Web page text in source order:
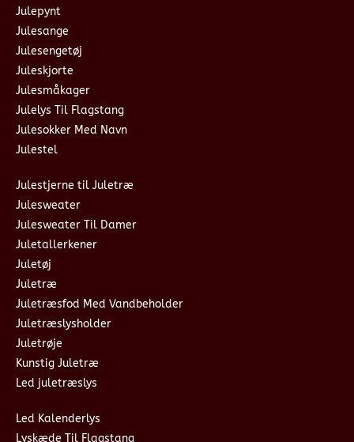
Julepynt
Julesange
Julesengetøj
Juleskjorte
Julesmåkager
Julelys Til Flagstang
Julesokker Med Navn
Julestel
Julestjerne til Juletræ
Julesweater
Julesweater Til Damer
Juletallerkener
Juletøj
Juletræ
Juletræsfod Med Vandbeholder
Juletræslysholder
Juletrøje
Kunstig Juletræ
Led juletræslys
Led Kalenderlys
Lyskæde Til Flagstang